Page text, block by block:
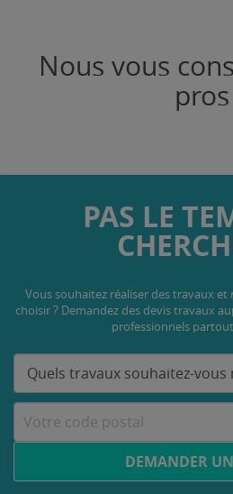
Nous vous
pros
PAS LE
Vous souhaitez réaliser des travaux et
choisir ? Demandez des devis travaux
professionnels
DEMANDER